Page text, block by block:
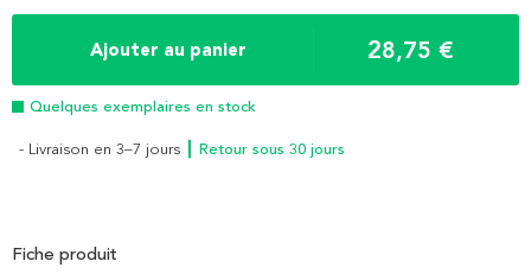
Ajouter au panier 28,75 €
Quelques exemplaires en stock
- Livraison en 3–7 jours ┃ Retour sous 30 jours
Fiche produit